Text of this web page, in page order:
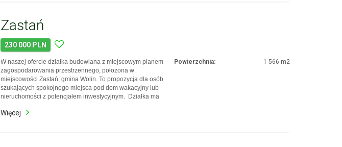
Zastań
230 000 PLN
W naszej ofercie działka budowlana z miejscowym planem
zagospodarowania przestrzennego, położona w
miejscowości Zastań, gmina Wolin. To propozycja dla osób
szukających spokojnego miejsca pod dom wakacyjny lub
nieruchomości z potencjałem inwestycyjnym. Działka ma
niskiej zabudowy oraz pojedynczych domów. To lokalizacja,
Powierzchnia: 1 566 m2
Więcej